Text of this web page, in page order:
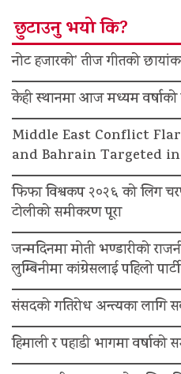
छुटाउनु भयो कि?
नोट हजारको’ तीज गीतको
केही स्थानमा आज मध्यम वर्षाको
Middle East Conflict
and Bahrain Targeted
फिफा विश्वकप २०२६ को लिग
टोलीको समीकरण पूरा
जन्मदिनमा मोती भण्डारीको
लुम्बिनीमा कांग्रेसलाई पहिलो
संसदको गतिरोध अन्त्यका
हिमाली र पहाडी भागमा वर्षाको